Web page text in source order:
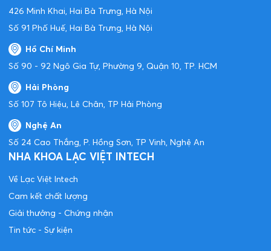
NHA KHOA LẠC VIỆT INTECH
Về Lạc Việt Intech
Cam kết chất lượng
Giải thưởng - Chứng nhận
Tin tức - Sự kiện
426 Minh Khai, Hai Bà Trưng, Hà Nội
Số 91 Phố Huế, Hai Bà Trưng, Hà Nội
Hồ Chí Minh
Số 90 - 92 Ngô Gia Tự, Phường 9, Quận 10, TP. HCM
Hải Phòng
Số 107 Tô Hiệu, Lê Chân, TP Hải Phòng
Nghệ An
Số 24 Cao Thắng, P. Hồng Sơn, TP Vinh, Nghệ An